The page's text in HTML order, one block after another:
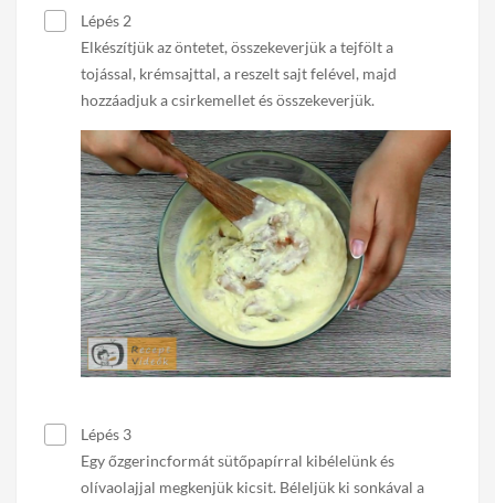
Lépés 2
Elkészítjük az öntetet, összekeverjük a tejfölt a
tojással, krémsajttal, a reszelt sajt felével, majd
hozzáadjuk a csirkemellet és összekeverjük.
Lépés 3
Egy őzgerincformát sütőpapírral kibélelünk és
olívaolajjal megkenjük kicsit. Béleljük ki sonkával a